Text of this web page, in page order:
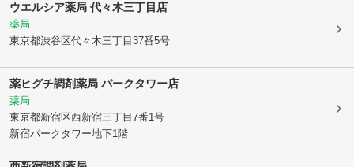
ウエルシア薬局 代々木三丁目店
薬局
東京都渋谷区代々木三丁目37番5号
薬ヒグチ調剤薬局 パークタワー店
薬局
東京都新宿区西新宿三丁目7番1号
新宿パークタワー地下1階